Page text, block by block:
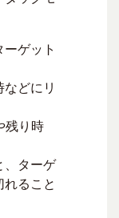
ゲット
どにリ
残り時
、ターゲ
ること